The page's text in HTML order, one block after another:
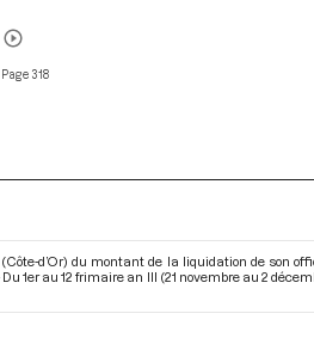
318
d’Or) du montant de la liquidation de son
1er au 12 frimaire an III (21 novembre au 2